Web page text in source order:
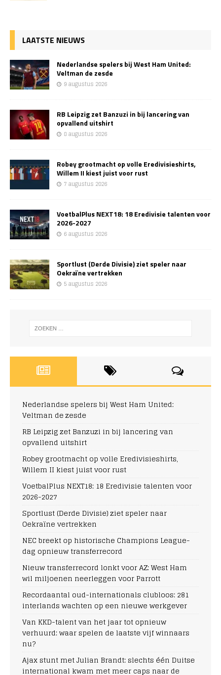
LAATSTE NIEUWS
Nederlandse spelers bij West Ham United:
Veltman de zesde
9 augustus 2026
RB Leipzig zet Banzuzi in bij lancering van
opvallend uitshirt
8 augustus 2026
Robey grootmacht op volle Eredivisieshirts,
Willem II kiest juist voor rust
7 augustus 2026
VoetbalPlus NEXT18: 18 Eredivisie talenten voor
2026-2027
6 augustus 2026
Sportlust (Derde Divisie) ziet speler naar
Oekraïne vertrekken
5 augustus 2026
Nederlandse spelers bij West Ham United:
Veltman de zesde
RB Leipzig zet Banzuzi in bij lancering van
opvallend uitshirt
Robey grootmacht op volle Eredivisieshirts,
Willem II kiest juist voor rust
VoetbalPlus NEXT18: 18 Eredivisie talenten voor
2026-2027
Sportlust (Derde Divisie) ziet speler naar
Oekraïne vertrekken
NEC breekt op historische Champions League-
dag opnieuw transferrecord
Nieuw transferrecord lonkt voor AZ: West Ham
wil miljoenen neerleggen voor Parrott
Recordaantal oud-internationals clubloos: 281
interlands wachten op een nieuwe werkgever
Van KKD-talent van het jaar tot opnieuw
verhuurd: waar spelen de laatste vijf winnaars
nu?
Ajax stunt met Julian Brandt: slechts één Duitse
international kwam met meer caps naar de